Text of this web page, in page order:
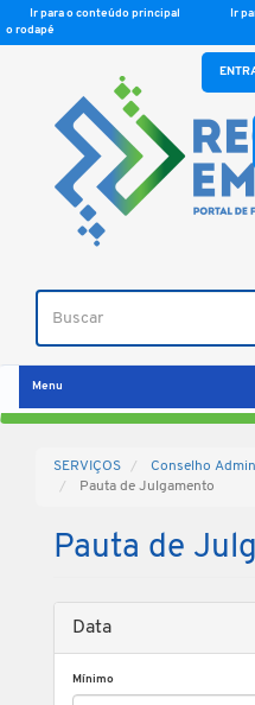
Ir para o conteúdo principal Ir
o rodapé
Buscar
Menu
SERVIÇOS
Conselho
Pauta de Julgamento
Pauta de
Data
Mínimo